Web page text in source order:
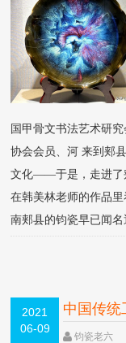
国甲骨文书法艺术研
协会会员、河 来到郏
文化——于是，走进了
在韩美林老师的作品
南郏县的钧瓷早已闻名
2021
06-09
中国传统
钧瓷老六